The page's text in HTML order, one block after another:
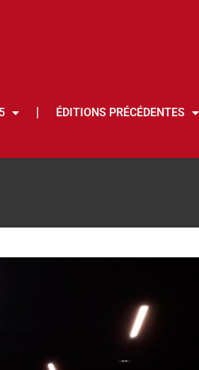
ÉDITIONS PRÉCÉDENTES